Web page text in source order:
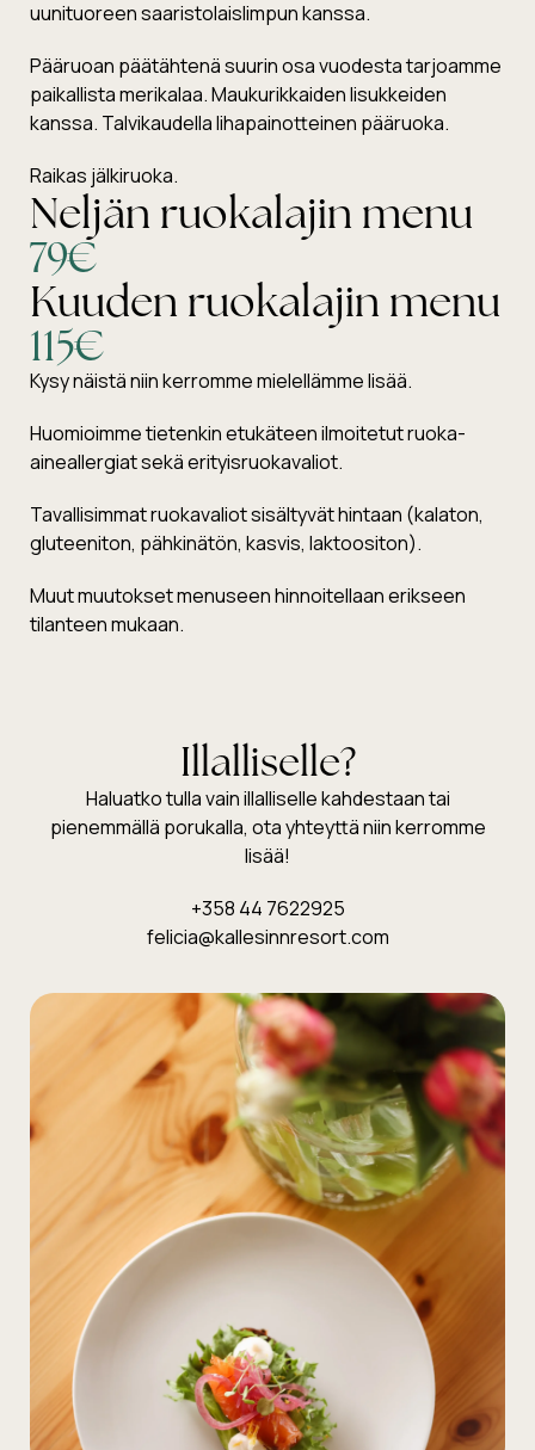
uunituoreen saaristolaislimpun kanssa.
Pääruoan päätähtenä suurin osa vuodesta tarjoamme
paikallista merikalaa. Maukurikkaiden lisukkeiden
kanssa. Talvikaudella lihapainotteinen pääruoka.
Raikas jälkiruoka.
Neljän ruokalajin menu
79€
Kuuden ruokalajin menu
115€
Kysy näistä niin kerromme mielellämme lisää.
Huomioimme tietenkin etukäteen ilmoitetut ruoka-
aineallergiat sekä erityisruokavaliot.
Tavallisimmat ruokavaliot sisältyvät hintaan (kalaton,
gluteeniton, pähkinätön, kasvis, laktoositon).
Muut muutokset menuseen hinnoitellaan erikseen
tilanteen mukaan.
Illalliselle?
Haluatko tulla vain illalliselle kahdestaan tai
pienemmällä porukalla, ota yhteyttä niin kerromme
lisää!
+358 44 7622925
felicia@kallesinnresort.com